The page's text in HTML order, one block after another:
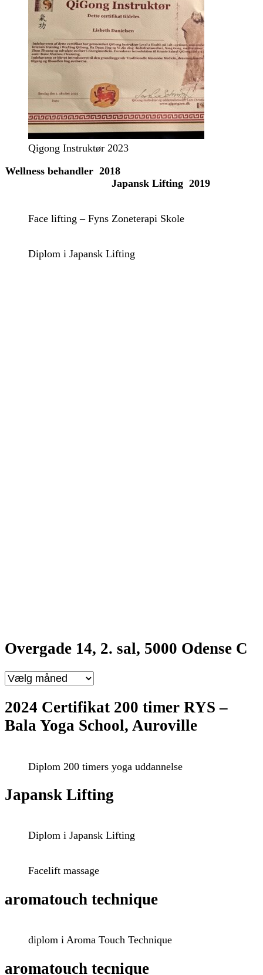
Qigong Instruktør 2023
Wellness behandler 2018
Japansk Lifting 2019
Face lifting – Fyns Zoneterapi Skole
Diplom i Japansk Lifting
Overgade 14, 2. sal, 5000 Odense C
Overgade
14,
2.
sal,
5000
2024 Certifikat 200 timer RYS –
Bala Yoga School, Auroville
Diplom 200 timers yoga uddannelse
Japansk Lifting
Diplom i Japansk Lifting
Facelift massage
aromatouch technique
diplom i Aroma Touch Technique
aromatouch tecnique